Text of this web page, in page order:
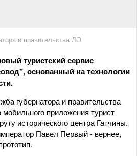
и правительства ЛО
туристский сервис
, основанный на технологии
губернатора и правительства
приложения турист
исторического центра Гатчины.
Павел Первый - вернее,